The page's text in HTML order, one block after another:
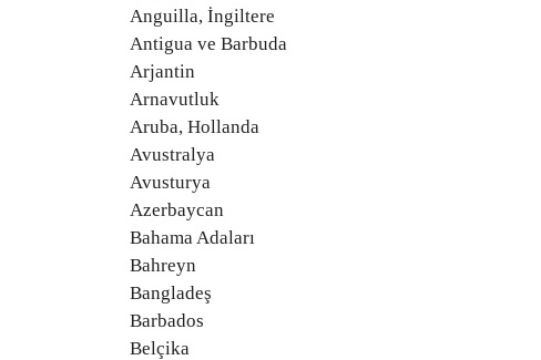
Anguilla, İngiltere
Antigua ve Barbuda
Arjantin
Arnavutluk
Aruba, Hollanda
Avustralya
Avusturya
Azerbaycan
Bahama Adaları
Bahreyn
Bangladeş
Barbados
Belçika